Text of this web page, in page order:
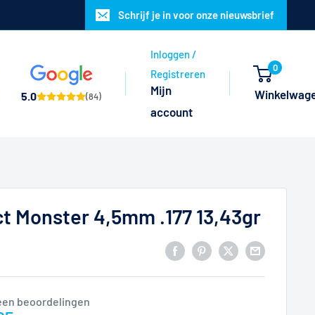
Schrijf je in voor onze nieuwsbrief
5.0
(84)
Inloggen /
Registreren
Mijn
account
0
Monster 4,5mm .177 13,43gr
beoordelingen